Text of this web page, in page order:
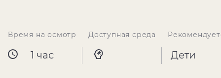
Время на осмотр
1 час
Доступная среда
Дети